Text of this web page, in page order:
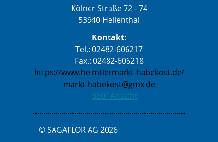
Kölner Straße 72 - 74
53940 Hellenthal
Kontakt:
Tel.: 02482-606217
Fax.: 02482-606218
https://www.heimtiermarkt-habekost.de/
markt-habekost@gmx.de
360° Ansicht
© SAGAFLOR AG 2026